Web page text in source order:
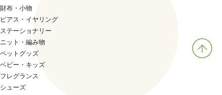
財布・小物
ピアス・イヤリング
ステーショナリー
ニット・編み物
ペットグッズ
ベビー・キッズ
フレグランス
シューズ